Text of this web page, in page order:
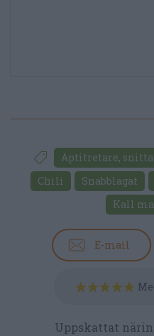
Aptitretare,
Chili
Snabblagat
Kall
E-mail
Uppskattat